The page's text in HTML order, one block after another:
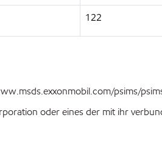
122
psims/
oder eines der mit ihr